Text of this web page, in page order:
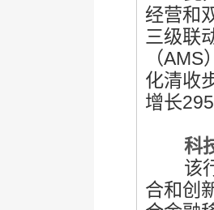
经营和
三级联
（AMS
化清收
增长
科技
该行
合和创